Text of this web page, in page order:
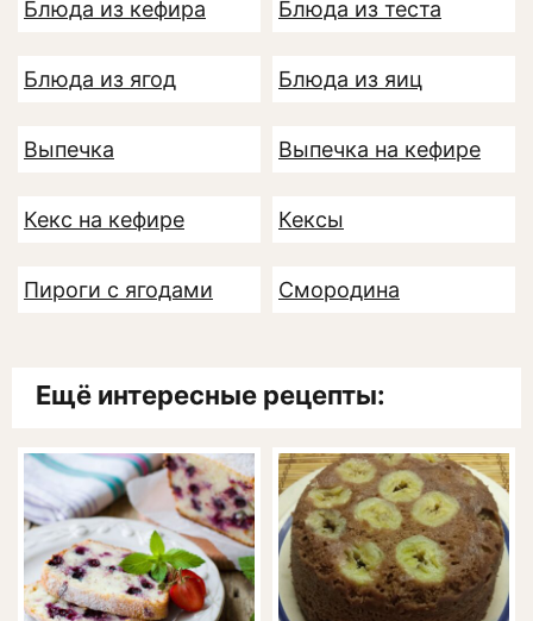
Блюда из кефира Блюда из теста
Блюда из ягод Блюда из яиц
Выпечка Выпечка на кефире
Кекс на кефире Кексы
Пироги с ягодами Смородина
Ещё интересные рецепты: